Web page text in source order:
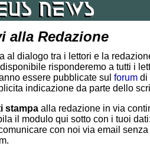
alla Redazione
al dialogo tra i lettori e la
risponderemo a tutti i
essere pubblicate sul forum di
indicazione da parte dello
stampa alla redazione in via
il modulo qui sotto con i tuoi
con noi via email senza